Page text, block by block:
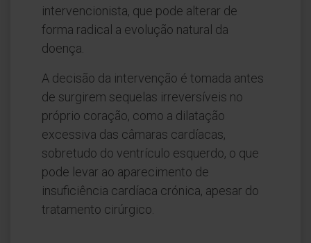
intervencionista, que pode alterar de
forma radical a evolução natural da
doença.
A decisão da intervenção é tomada antes
de surgirem sequelas irreversíveis no
próprio coração, como a dilatação
excessiva das câmaras cardíacas,
sobretudo do ventrículo esquerdo, o que
pode levar ao aparecimento de
insuficiência cardíaca crónica, apesar do
tratamento cirúrgico.